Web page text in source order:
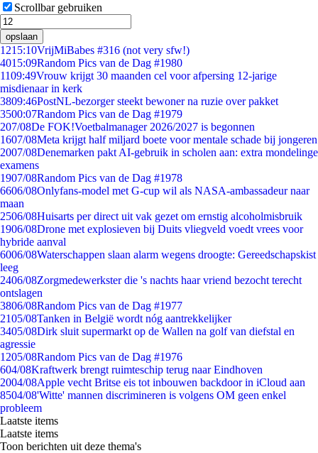
Scrollbar gebruiken
opslaan
1215:10VrijMiBabes #316 (not very sfw!)
4015:09Random Pics van de Dag #1980
1109:49Vrouw krijgt 30 maanden cel voor afpersing 12-jarige
misdienaar in kerk
3809:46PostNL-bezorger steekt bewoner na ruzie over pakket
3500:07Random Pics van de Dag #1979
207/08De FOK!Voetbalmanager 2026/2027 is begonnen
1607/08Meta krijgt half miljard boete voor mentale schade bij jongeren
2007/08Denemarken pakt AI-gebruik in scholen aan: extra mondelinge
examens
1907/08Random Pics van de Dag #1978
6606/08Onlyfans-model met G-cup wil als NASA-ambassadeur naar
maan
2506/08Huisarts per direct uit vak gezet om ernstig alcoholmisbruik
1906/08Drone met explosieven bij Duits vliegveld voedt vrees voor
hybride aanval
6006/08Waterschappen slaan alarm wegens droogte: Gereedschapskist
leeg
2406/08Zorgmedewerkster die 's nachts haar vriend bezocht terecht
ontslagen
3806/08Random Pics van de Dag #1977
2105/08Tanken in België wordt nóg aantrekkelijker
3405/08Dirk sluit supermarkt op de Wallen na golf van diefstal en
agressie
1205/08Random Pics van de Dag #1976
604/08Kraftwerk brengt ruimteschip terug naar Eindhoven
2004/08Apple vecht Britse eis tot inbouwen backdoor in iCloud aan
8504/08'Witte' mannen discrimineren is volgens OM geen enkel
probleem
Laatste items
Laatste items
Toon berichten uit deze thema's